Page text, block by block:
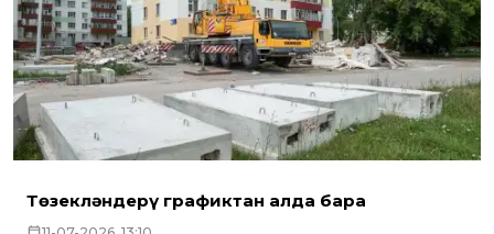
Төзекләндерү графиктан алда бара